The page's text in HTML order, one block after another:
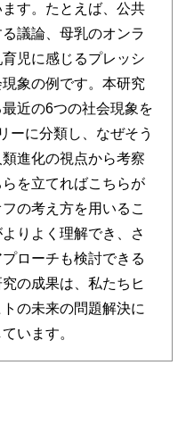
す。たとえば、公共
議論、母乳のオンラ
児に感じるプレッシ
象の例です。本研究
近の6つの社会現象を
ーに分類し、なぜそう
進化の視点から考察
を立てればこちらが
の考え方を用いるこ
りよく理解でき、さ
ローチも検討できる
の成果は、私たちヒ
の未来の問題解決に
います。